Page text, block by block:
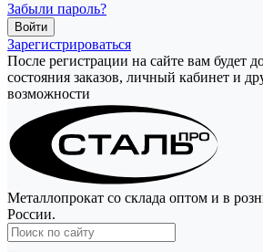
Забыли пароль?
Зарегистрироваться
После регистрации на сайте вам будет
состояния заказов, личный кабинет и
возможности
Металлопрокат со склада оптом и в
России.